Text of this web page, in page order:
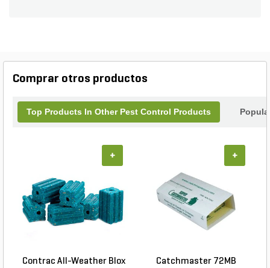
Comprar otros productos
Top Products In Other Pest Control Products
Contrac All-Weather Blox
+
Catchmaster 72MB
+